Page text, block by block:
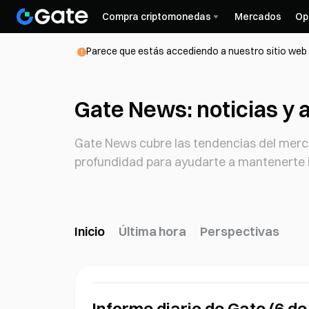
Compra criptomonedas Mercados
Parece que estás accediendo a nuestro sitio web
Gate News: noticias y
Gate News cubre las tendencias del
profundidad para ayudarte a
Inicio Última hora Perspectivas